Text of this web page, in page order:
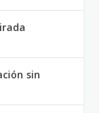
sin